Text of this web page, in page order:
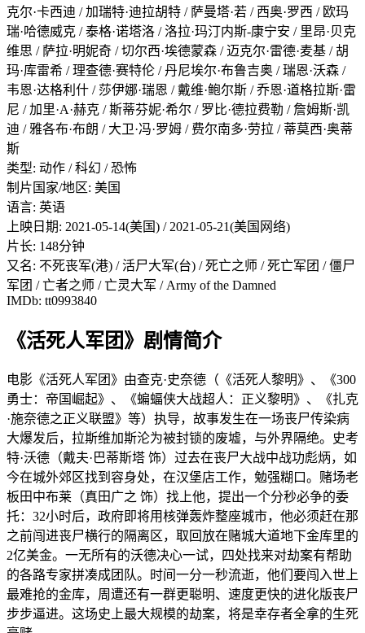
克尔·卡西迪 / 加瑞特·迪拉胡特 / 萨曼塔·若 / 西奥·罗西 / 欧玛
瑞·哈德威克 / 泰格·诺塔洛 / 洛拉·玛汀内斯-康宁安 / 里昂·贝克
维思 / 萨拉·明妮奇 / 切尔西·埃德蒙森 / 迈克尔·雷德·麦基 / 胡
玛·库雷希 / 理查德·赛特伦 / 丹尼埃尔·布鲁吉奥 / 瑞恩·沃森 /
韦恩·达格利什 / 莎伊娜·瑞恩 / 戴维·鲍尔斯 / 乔恩·道格拉斯·雷
尼 / 加里·A·赫克 / 斯蒂芬妮·希尔 / 罗比·德拉费勒 / 詹姆斯·凯
迪 / 雅各布·布朗 / 大卫·冯·罗姆 / 费尔南多·劳拉 / 蒂莫西·奥蒂
斯
类型: 动作 / 科幻 / 恐怖
制片国家/地区: 美国
语言: 英语
上映日期: 2021-05-14(美国) / 2021-05-21(美国网络)
片长: 148分钟
又名: 不死丧军(港) / 活尸大军(台) / 死亡之师 / 死亡军团 / 僵尸
军团 / 亡者之师 / 亡灵大军 / Army of the Damned
IMDb: tt0993840
《活死人军团》剧情简介
电影《活死人军团》由查克·史奈德（《活死人黎明》、《300
勇士：帝国崛起》、《蝙蝠侠大战超人：正义黎明》、《扎克
·施奈德之正义联盟》等）执导，故事发生在一场丧尸传染病
大爆发后，拉斯维加斯沦为被封锁的废墟，与外界隔绝。史考
特·沃德（戴夫·巴蒂斯塔 饰）过去在丧尸大战中战功彪炳，如
今在城外郊区找到容身处，在汉堡店工作，勉强糊口。赌场老
板田中布莱（真田广之 饰）找上他，提出一个分秒必争的委
托：32小时后，政府即将用核弹轰炸整座城市，他必须赶在那
之前闯进丧尸横行的隔离区，取回放在赌城大道地下金库里的
2亿美金。一无所有的沃德决心一试，四处找来对劫案有帮助
的各路专家拼凑成团队。时间一分一秒流逝，他们要闯入世上
最难抢的金库，周遭还有一群更聪明、速度更快的进化版丧尸
步步逼进。这场史上最大规模的劫案，将是幸存者全拿的生死